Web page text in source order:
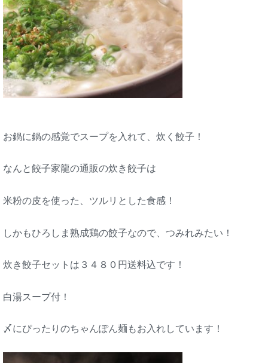
お鍋に鍋の感覚でスープを入れて、炊く餃子！
なんと餃子家龍の通販の炊き餃子は
米粉の皮を使った、ツルリとした食感！
しかもひろしま熟成鶏の餃子なので、つみれみたい！
炊き餃子セットは３４８０円送料込です！
白湯スープ付！
〆にぴったりのちゃんぽん麺もお入れしています！